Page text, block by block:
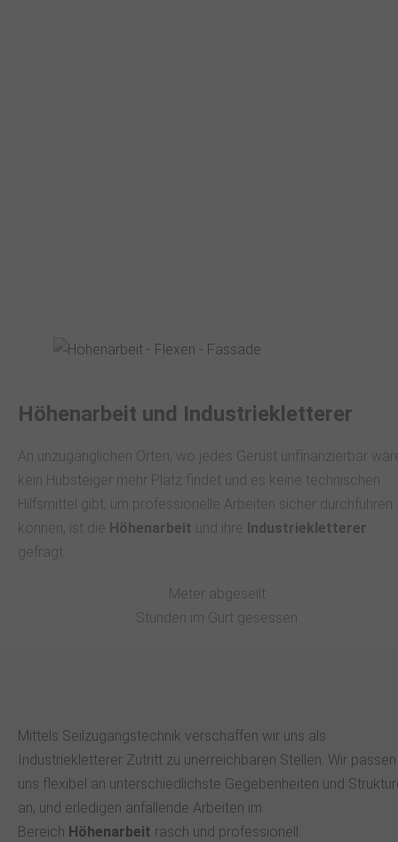
Höhenarbeit und Industriekletterer
An unzugänglichen Orten, wo jedes Gerüst unfinanzierbar
kein Hubsteiger mehr Platz findet und es keine technischen
Hilfsmittel gibt, um professionelle Arbeiten sicher durchführen
können, ist die Höhenarbeit und ihre Industriekletterer
gefragt.
Meter abgeseilt
Stunden im Gurt gesessen
Mittels Seilzugangstechnik verschaffen wir uns als
Industriekletterer Zutritt zu unerreichbaren Stellen. Wir passen
uns flexibel an unterschiedlichste Gegebenheiten und
an, und erledigen anfallende Arbeiten im
Bereich Höhenarbeit rasch und professionell.